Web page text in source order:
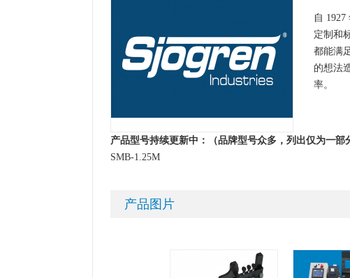
自
定制和
都能满
的想法
率。
产品型号持续更新中：（品牌型号众多，列出仅为一部
SMB-1.25M
产品图片